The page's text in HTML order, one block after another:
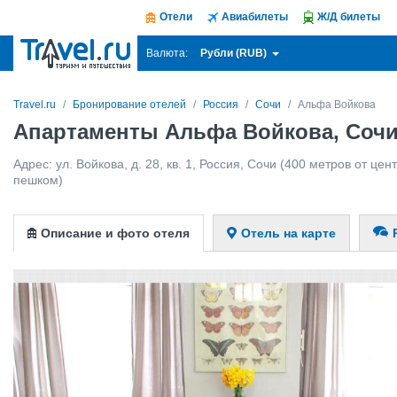
Отели Авиабилеты Ж/Д билеты
Валюта: Рубли (RUB)
Travel.ru Бронирование отелей Россия Сочи Альфа Войкова
Апартаменты Альфа Войкова,
Адрес: ул. Войкова, д. 28, кв. 1 Россия Сочи (400 метров от
пешком)
Описание и фото отеля Отель на карте